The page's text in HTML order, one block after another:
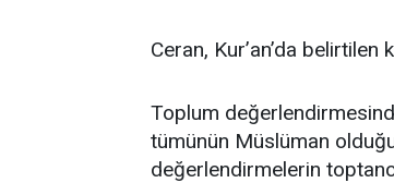
Ceran, Kur’an’da
Toplum
tümünün Müslüman
değerlendirmelerin